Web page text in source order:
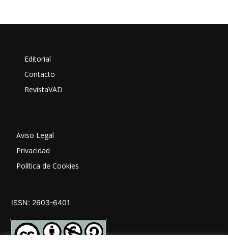
Editorial
Contacto
RevistaVAD
Aviso Legal
Privacidad
Política de Cookies
ISSN: 2603-6401